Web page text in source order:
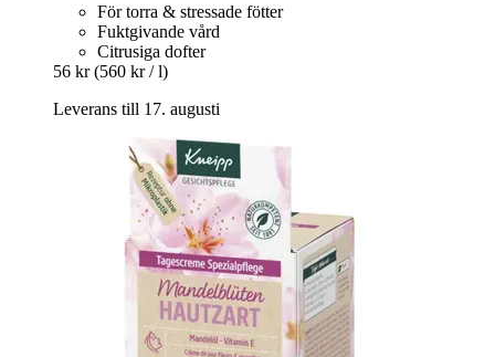
För torra & stressade fötter
Fuktgivande vård
Citrusiga dofter
56 kr (560 kr / l)
Leverans till 17. augusti